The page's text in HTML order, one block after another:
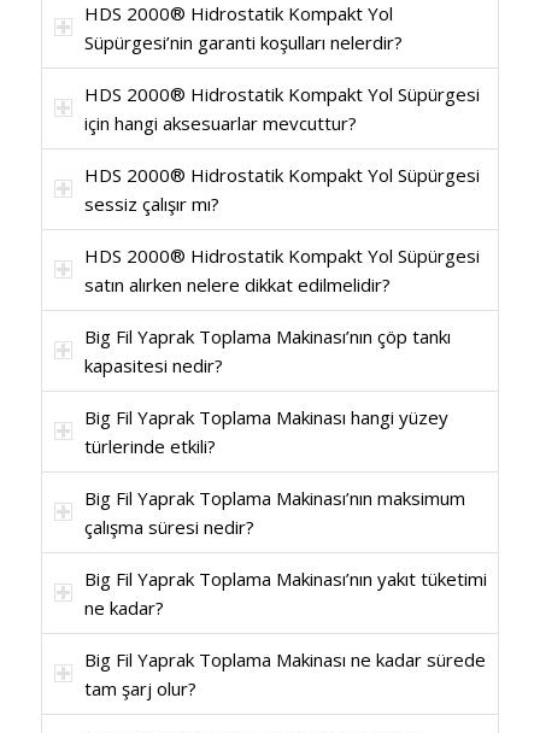
HDS 2000® Hidrostatik Kompakt Yol
Süpürgesi’nin garanti koşulları nelerdir?
HDS 2000® Hidrostatik Kompakt Yol Süpürgesi
için hangi aksesuarlar mevcuttur?
HDS 2000® Hidrostatik Kompakt Yol Süpürgesi
sessiz çalışır mı?
HDS 2000® Hidrostatik Kompakt Yol Süpürgesi
satın alırken nelere dikkat edilmelidir?
Big Fil Yaprak Toplama Makinası’nın çöp tankı
kapasitesi nedir?
Big Fil Yaprak Toplama Makinası hangi yüzey
türlerinde etkili?
Big Fil Yaprak Toplama Makinası’nın maksimum
çalışma süresi nedir?
Big Fil Yaprak Toplama Makinası’nın yakıt tüketimi
ne kadar?
Big Fil Yaprak Toplama Makinası ne kadar sürede
tam şarj olur?